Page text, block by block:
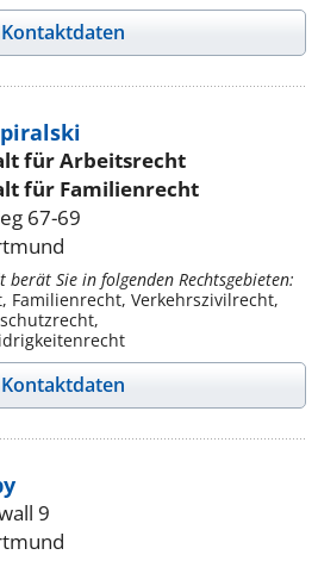
Kontaktdaten
für Arbeitsrecht
für Familienrecht
67-69
berät Sie in folgenden Rechtsgebieten:
Familienrecht, Verkehrszivilrecht,
Kontaktdaten
9